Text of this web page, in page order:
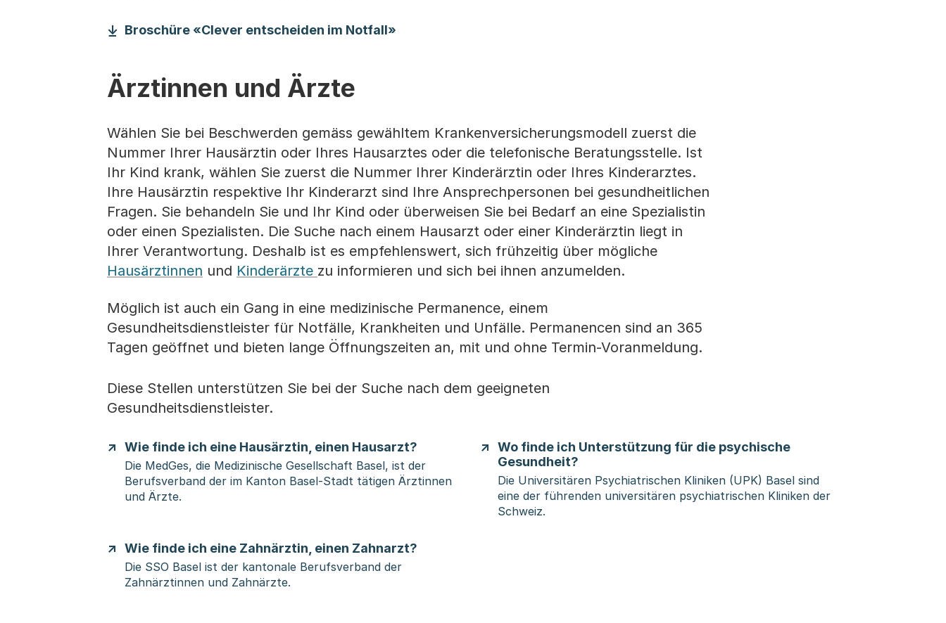
Broschüre «Clever entscheiden im Notfall»
Ärztinnen und Ärzte
Wählen Sie bei Beschwerden gemäss gewähltem Krankenversicherungsmodell zuerst die
Nummer Ihrer Hausärztin oder Ihres Hausarztes oder die telefonische Beratungsstelle. Ist
Ihr Kind krank, wählen Sie zuerst die Nummer Ihrer Kinderärztin oder Ihres Kinderarztes.
Ihre Hausärztin respektive Ihr Kinderarzt sind Ihre Ansprechpersonen bei gesundheitlichen
Fragen. Sie behandeln Sie und Ihr Kind oder überweisen Sie bei Bedarf an eine Spezialistin
oder einen Spezialisten. Die Suche nach einem Hausarzt oder einer Kinderärztin liegt in
Ihrer Verantwortung. Deshalb ist es empfehlenswert, sich frühzeitig über mögliche
Hausärztinnen und Kinderärzte zu informieren und sich bei ihnen anzumelden.
Möglich ist auch ein Gang in eine medizinische Permanence, einem
Gesundheitsdienstleister für Notfälle, Krankheiten und Unfälle. Permanencen sind an 365
Tagen geöffnet und bieten lange Öffnungszeiten an, mit und ohne Termin-Voranmeldung.
Diese Stellen unterstützen Sie bei der Suche nach dem geeigneten
Gesundheitsdienstleister.
Wie finde ich eine Hausärztin, einen Hausarzt?
Die MedGes, die Medizinische Gesellschaft Basel, ist der
Berufsverband der im Kanton Basel-Stadt tätigen Ärztinnen
und Ärzte.
Wo finde ich Unterstützung für die psychische
Gesundheit?
Die Universitären Psychiatrischen Kliniken (UPK) Basel sind
eine der führenden universitären psychiatrischen Kliniken der
Schweiz.
Wie finde ich eine Zahnärztin, einen Zahnarzt?
Die SSO Basel ist der kantonale Berufsverband der
Zahnärztinnen und Zahnärzte.